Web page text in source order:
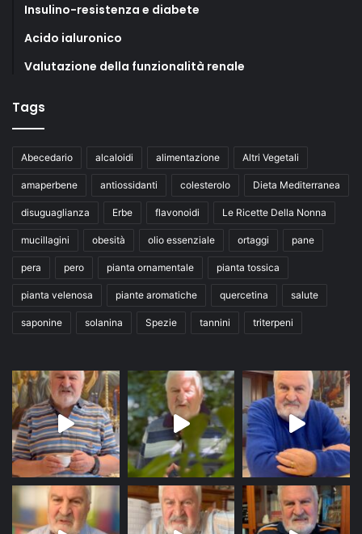
Insulino-resistenza e diabete
Acido ialuronico
Valutazione della funzionalità renale
Tags
Abecedario alcaloidi alimentazione Altri Vegetali
amaperbene antiossidanti colesterolo Dieta Mediterranea
disuguaglianza Erbe flavonoidi Le Ricette Della Nonna
mucillagini obesità olio essenziale ortaggi pane
pera pero pianta ornamentale pianta tossica
pianta velenosa piante aromatiche quercetina salute
saponine solanina Spezie tannini triterpeni